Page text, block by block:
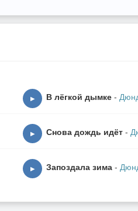
▶ В лёгкой дымке -
▶ Снова дождь идёт -
▶ Запоздала зима -